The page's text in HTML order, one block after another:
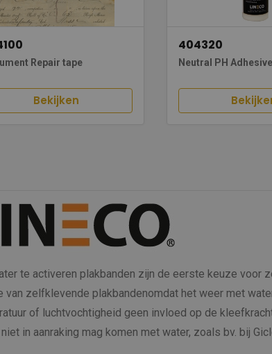
Repair tape
Bekijken
404320
Neutral PH Adhesive
te activeren plakbanden zijn de eerste keuze voor
van zelfklevende plakbandenomdat het weer met
of luchtvochtigheid geen invloed op de
in aanraking mag komen met water, zoals bv. bij